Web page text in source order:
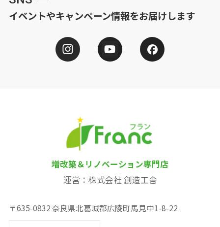
イベントやキャンペーン情報をお届けします
増改築＆リノベーション専門店
運営：株式会社 創造工舎
〒635-0832 奈良県北葛城郡広陵町馬見中1-8-22